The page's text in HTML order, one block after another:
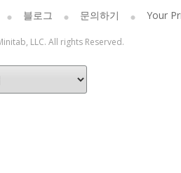
블로그 문의하기 Your
LLC. All rights Reserved.